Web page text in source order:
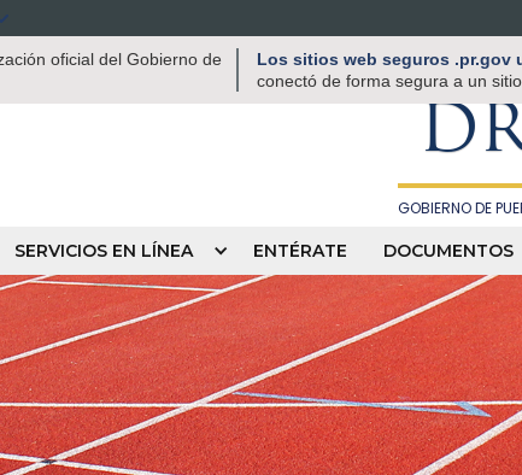
oficial del Gobierno de
Los sitios web seguros .pr.gov
conectó de forma segura a un
RECREACIÓN Y
GOBIERNO DE
SERVICIOS EN LÍNEA ENTÉRATE DOCUMENTOS